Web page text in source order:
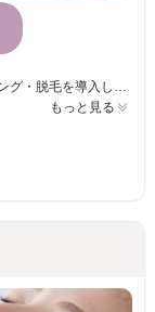
もっと見る